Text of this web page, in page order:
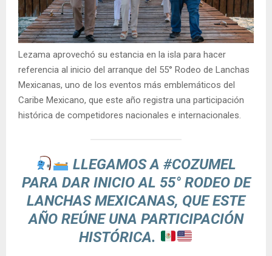
Lezama aprovechó su estancia en la isla para hacer
referencia al inicio del arranque del 55° Rodeo de Lanchas
Mexicanas, uno de los eventos más emblemáticos del
Caribe Mexicano, que este año registra una participación
histórica de competidores nacionales e internacionales.
LLEGAMOS A #COZUMEL
PARA DAR INICIO AL 55° RODEO DE
LANCHAS MEXICANAS, QUE ESTE
AÑO REÚNE UNA PARTICIPACIÓN
HISTÓRICA.